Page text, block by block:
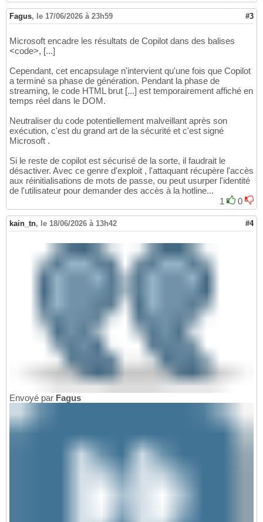
Fagus, le 17/06/2026 à 23h59 #3
Microsoft encadre les résultats de Copilot dans des balises
<code>, [...]
Cependant, cet encapsulage n'intervient qu'une fois que Copilot
a terminé sa phase de génération. Pendant la phase de
streaming, le code HTML brut [...] est temporairement affiché en
temps réel dans le DOM.
Neutraliser du code potentiellement malveillant après son
exécution, c'est du grand art de la sécurité et c'est signé
Microsoft .
Si le reste de copilot est sécurisé de la sorte, il faudrait le
désactiver. Avec ce genre d'exploit , l'attaquant récupère l'accès
aux réinitialisations de mots de passe, ou peut usurper l'identité
de l'utilisateur pour demander des accès à la hotline...
1
0
kain_tn, le 18/06/2026 à 13h42 #4
Envoyé par Fagus